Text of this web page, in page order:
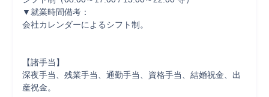
▼就業時間備考：
会社カレンダーによるシフト制。
【諸手当】
深夜手当、残業手当、通勤手当、資格手当、結婚祝金、出
産祝金。